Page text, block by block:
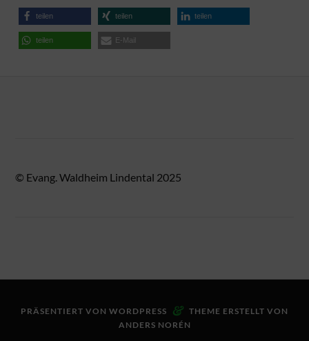
teilen teilen teilen
teilen E-Mail
© Evang. Waldheim Lindental 2025
PRÄSENTIERT VON WORDPRESS & THEME ERSTELLT VON
ANDERS NORÉN